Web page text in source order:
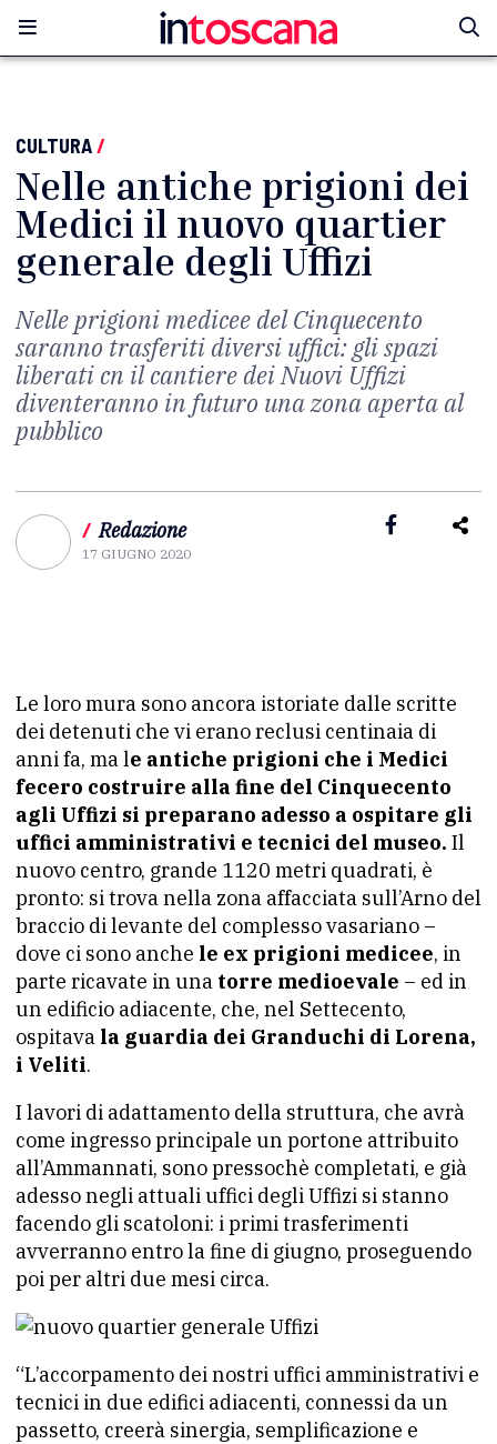
CULTURA/
Nelle antiche prigioni dei
Medici il nuovo quartier
generale degli Uffizi
Nelle prigioni medicee del Cinquecento
saranno trasferiti diversi uffici: gli spazi
liberati cn il cantiere dei Nuovi Uffizi
diventeranno in futuro una zona aperta al
pubblico
/ Redazione
17 GIUGNO 2020
Le loro mura sono ancora istoriate dalle scritte
dei detenuti che vi erano reclusi centinaia di
anni fa, ma le antiche prigioni che i Medici
fecero costruire alla fine del Cinquecento
agli Uffizi si preparano adesso a ospitare gli
uffici amministrativi e tecnici del museo. Il
nuovo centro, grande 1120 metri quadrati, è
pronto: si trova nella zona affacciata sull’Arno del
braccio di levante del complesso vasariano –
dove ci sono anche le ex prigioni medicee, in
parte ricavate in una torre medioevale – ed in
un edificio adiacente, che, nel Settecento,
ospitava la guardia dei Granduchi di Lorena,
i Veliti.
I lavori di adattamento della struttura, che avrà
come ingresso principale un portone attribuito
all’Ammannati, sono pressochè completati, e già
adesso negli attuali uffici degli Uffizi si stanno
facendo gli scatoloni: i primi trasferimenti
avverranno entro la fine di giugno, proseguendo
poi per altri due mesi circa.
“L’accorpamento dei nostri uffici amministrativi e
tecnici in due edifici adiacenti, connessi da un
passetto, creerà sinergia, semplificazione e